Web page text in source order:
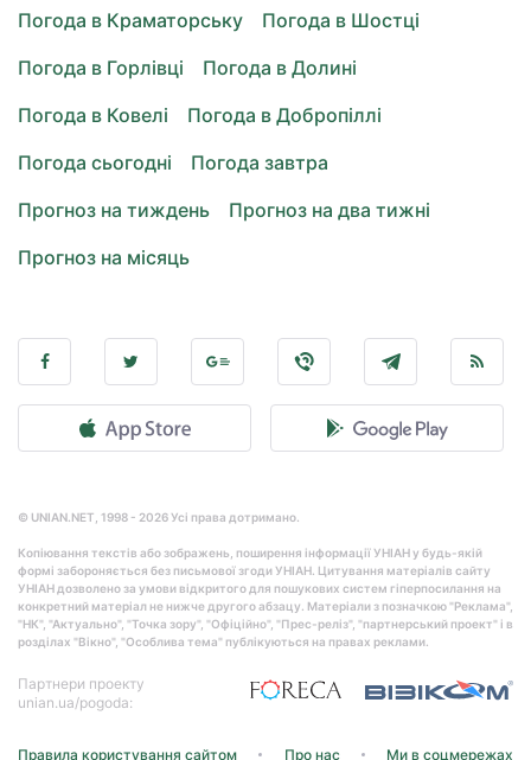
Погода в Краматорську
Погода в Шостці
Погода в Горлівці
Погода в Долині
Погода в Ковелі
Погода в Добропіллі
Погода сьогодні
Погода завтра
Прогноз на тиждень
Прогноз на два тижні
Прогноз на місяць
© UNIAN.NET, 1998 - 2026 Усі права дотримано.
Копіювання текстів або зображень, поширення інформації УНІАН у будь-якій
формі забороняється без письмової згоди УНІАН. Цитування матеріалів сайту
УНІАН дозволено за умови відкритого для пошукових систем гіперпосилання на
конкретний матеріал не нижче другого абзацу. Матеріали з позначкою "Реклама",
"НК", "Актуально", "Точка зору", "Офіційно", "Прес-реліз", "партнерський проект" і в
розділах "Вікно", "Особлива тема" публікуються на правах реклами.
Партнери проекту
unian.ua/pogoda:
Правила користування сайтом Про нас Ми в соцмережах